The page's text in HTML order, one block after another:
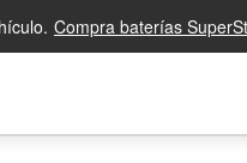
Compra baterías